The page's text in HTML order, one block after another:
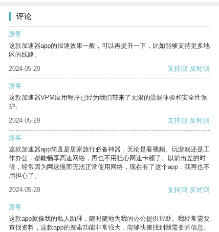
评论
游客
这款加速器app的加速效果一般，可以再提升一下，比如能够支持更多地
区的线路。
2024-05-29
支持[0] 反对[0]
游客
这款加速器VPM应用程序已经为我们带来了无限的流畅体验和安全性保
护。
2024-05-29
支持[0] 反对[0]
游客
这款加速器app简直是居家旅行必备神器，无论是看视频、玩游戏还是工
作办公，都能畅享高速网络，再也不用担心网速卡顿了。以前出差的时
候，经常因为网速慢而无法正常使用网络，现在有了这个app，我再也不
用担心了。
2024-05-29
支持[0] 反对[0]
游客
这款app就像我的私人助理，随时随地为我的办公提供帮助。我经常需要
查找资料，这款app的搜索功能非常强大，能够快速找到我需要的信息。